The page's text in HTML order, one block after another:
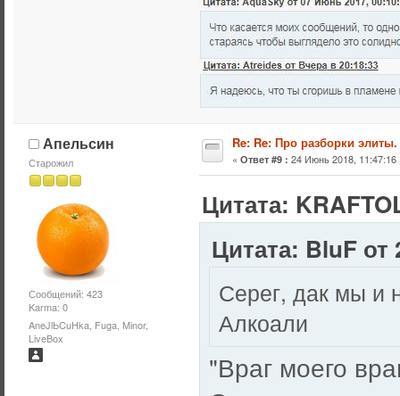
Апельсин
Старожил
Сообщений: 423
Karma: 0
AneJlЬCuHka, Fuga, Minor,
LiveBox
Re: Re: Про разборки
« Ответ #9 : 24 Июнь 2018, 11:47:16
Цитата:
Цитата: BluF от
Серег, дак мы и
Алкоали
"Враг моего